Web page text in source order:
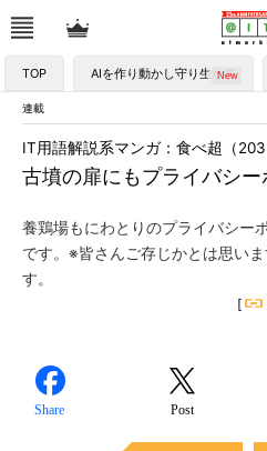
TOP AIを作り動かし守り生かす
連載
古墳の扉にもプライバシー
IT用語解説系マンガ：食べ超（203
養鶏場もにわとりのプライバシー
です。※皆さんご存じかとは思い
す。
[
Share Post